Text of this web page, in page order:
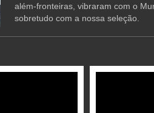
além-fronteiras, vibraram com o
sobretudo com a nossa seleção.